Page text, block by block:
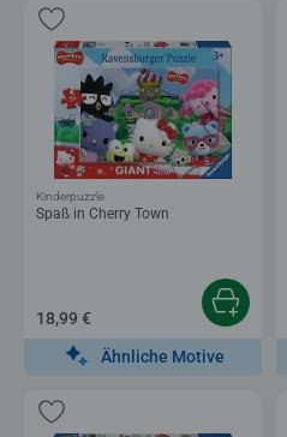
Spaß in Cherry Town
Kinderpuzzle
18,99 €
Ähnliche Motive